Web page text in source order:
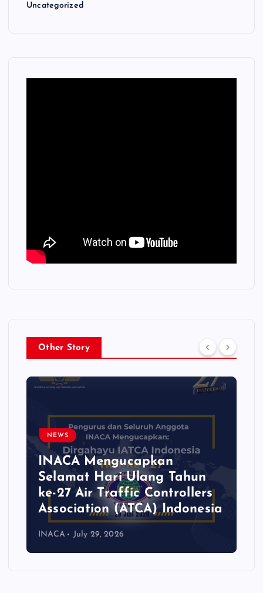
Uncategorized
Other Story
NEWS
INACA Hadir Dalam
National Aviation Fuel
Efficiency Forum (NAFEF)
2026
INACA July 15, 2026